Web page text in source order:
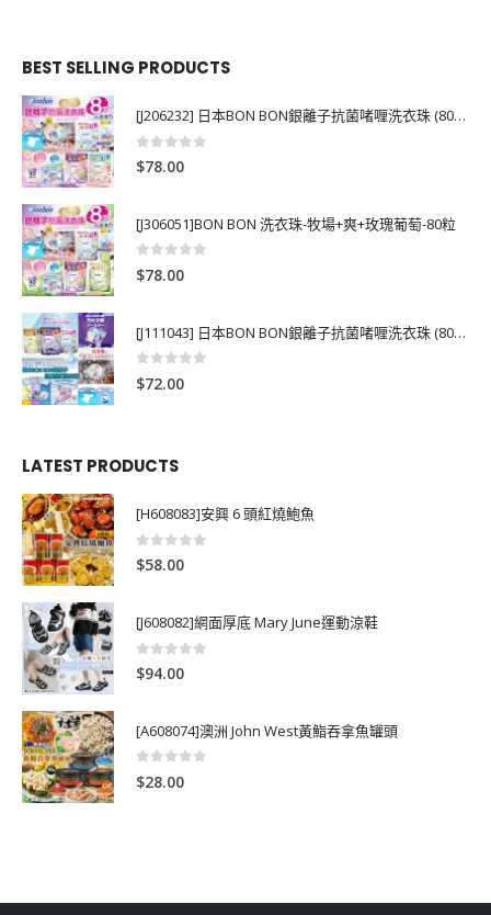
BEST SELLING PRODUCTS
[J206232] 日本BON BON銀離子抗菌啫喱洗衣珠 (80粒)
0
$78.00
[J306051]BON BON 洗衣珠-牧場+爽+玫瑰葡萄-80粒
0
$78.00
[J111043] 日本BON BON銀離子抗菌啫喱洗衣珠 (80粒)
0
$72.00
LATEST PRODUCTS
[H608083]安興 6 頭紅燒鮑魚
0out of 5
$58.00
[J608082]網面厚底 Mary June運動涼鞋
0
$94.00
[A608074]澳洲 John West黃鮨吞拿魚罐頭
0
$28.00